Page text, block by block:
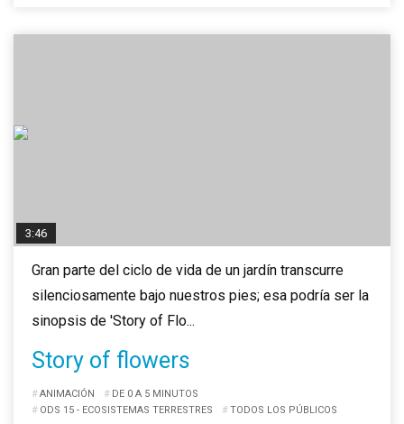
3:46
ANIMACIÓN
DE 0 A 5 MINUTOS
ODS 15 - ECOSISTEMAS TERRESTRES
TODOS LOS PÚBLICOS
Story of flowers
Gran parte del ciclo de vida de un jardín transcurre
silenciosamente bajo nuestros pies; esa podría ser la
sinopsis de 'Story of Flo...